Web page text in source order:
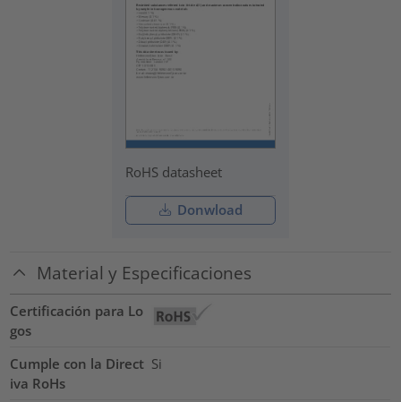
RoHS datasheet
Donwload
Material y Especificaciones
Certificación para Lo
gos
Cumple con la Direct
iva RoHs
Si